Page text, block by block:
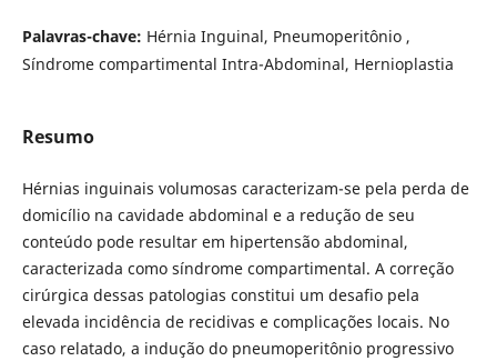
Palavras-chave: Hérnia Inguinal, Pneumoperitônio ,
Síndrome compartimental Intra-Abdominal, Hernioplastia
Resumo
Hérnias inguinais volumosas caracterizam-se pela perda de
domicílio na cavidade abdominal e a redução de seu
conteúdo pode resultar em hipertensão abdominal,
caracterizada como síndrome compartimental. A correção
cirúrgica dessas patologias constitui um desafio pela
elevada incidência de recidivas e complicações locais. No
caso relatado, a indução do pneumoperitônio progressivo